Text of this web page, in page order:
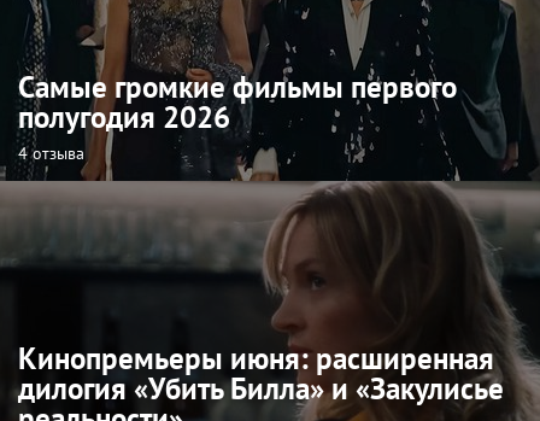
Самые громкие фильмы первого
полугодия 2026
4 отзыва
Кинопремьеры июня: расширенная
дилогия «Убить Билла» и «Закулисье